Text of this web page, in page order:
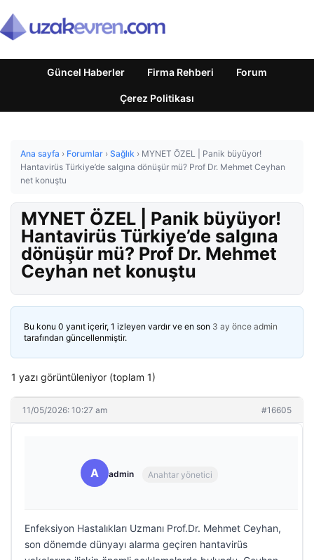
Güncel Haberler Firma Rehberi Forum
Çerez Politikası
Ana sayfa › Forumlar › Sağlık › MYNET ÖZEL | Panik büyüyor!
Hantavirüs Türkiye’de salgına dönüşür mü? Prof Dr. Mehmet Ceyhan
net konuştu
MYNET ÖZEL | Panik büyüyor!
Hantavirüs Türkiye’de salgına
dönüşür mü? Prof Dr. Mehmet
Ceyhan net konuştu
Bu konu 0 yanıt içerir, 1 izleyen vardır ve en son 3 ay önce admin
tarafından güncellenmiştir.
1 yazı görüntüleniyor (toplam 1)
11/05/2026: 10:27 am #16605
A admin Anahtar yönetici
Enfeksiyon Hastalıkları Uzmanı Prof.Dr. Mehmet Ceyhan,
son dönemde dünyayı alarma geçiren hantavirüs